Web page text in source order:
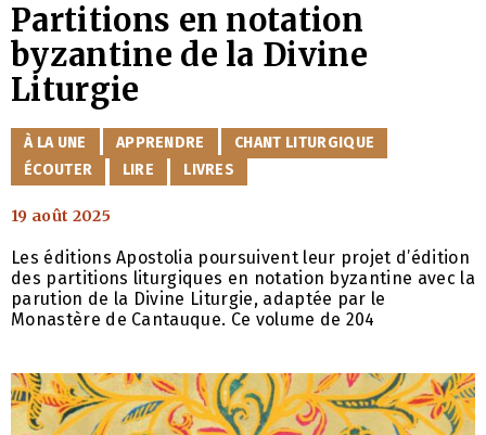
Partitions en notation
byzantine de la Divine
Liturgie
CATÉGORIES
À LA UNE APPRENDRE
CHANT LITURGIQUE
ÉCOUTER
LIRE LIVRES
19 août 2025
Les éditions Apostolia poursuivent leur projet d’édition
des partitions liturgiques en notation byzantine avec la
parution de la Divine Liturgie, adaptée par le
Monastère de Cantauque. Ce volume de 204